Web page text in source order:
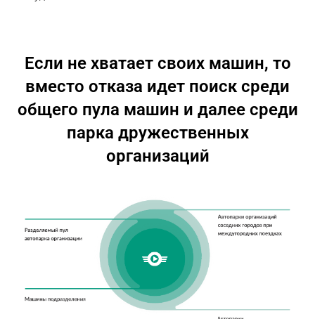
Если не хватает своих машин, то
вместо отказа идет поиск среди
общего пула машин и далее среди
парка дружественных
организаций